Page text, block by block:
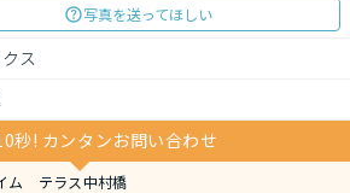
写真を送ってほしい
ス
秒! カンタンお問い合わせ
ム テラス中村橋